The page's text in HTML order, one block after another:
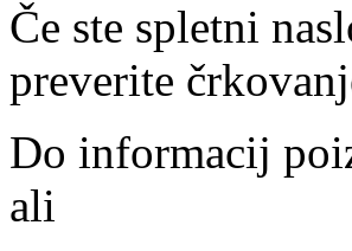
Če ste spletni
preverite
Do informacij
ali